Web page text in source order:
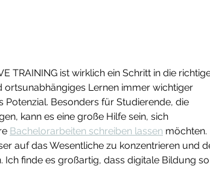
TRAINING ist wirklich ein Schritt in die
ortsunabhängiges Lernen immer wichtiger
Besonders für Studierende, die
kann es eine große Hilfe sein, sich
Bachelorarbeiten schreiben lassen möchten.
auf das Wesentliche zu konzentrieren und
finde es großartig, dass digitale Bildung so